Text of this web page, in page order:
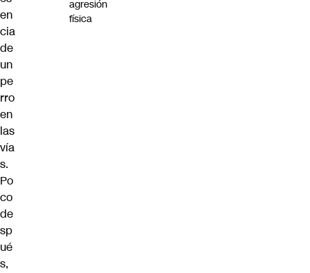
en
cia
de
un
pe
rro
en
las
vía
s.
Po
co
de
sp
ué
s,
agresión
física